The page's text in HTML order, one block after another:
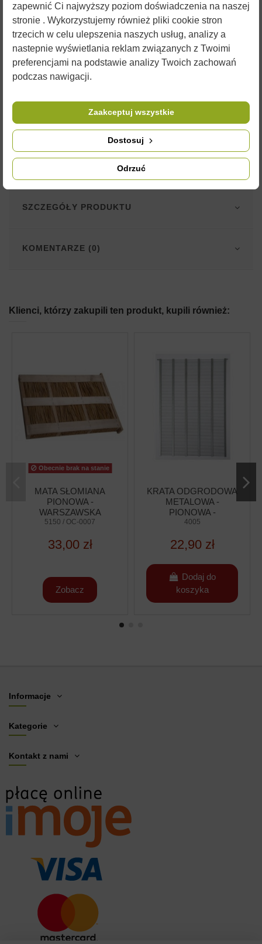
Wymiary - 390mm x 390mm
szerokość - 45mm
Wykonane z drewna.
Obite płótnem i wypełnione sieczką słomy żytniej.
jaksyropyoraz pełnowartościoweciasta. W naszej ofercie
można również znaleźć wszystkie niezbędne elementy do
zachowania komfortu pszczół.
Zdjęcia są ilustracją poglądową i czasami przedmioty mogą
różnić się od wyglądu w rzeczywistości. Nie zmienia to jednak
ich właściwości użytkowych.
SZCZEGÓŁY PRODUKTU
KOMENTARZE (0)
Klienci, którzy zakupili ten produkt, kupili również:
Obecnie brak na stanie
MATA SŁOMIANA
PIONOWA -
WARSZAWSKA
POSZERZANA
5150 / OC-0007
33,00 zł
Zobacz
KRATA ODGRODOWA
METALOWA -
PIONOWA -
WARSZAWSKA
(310X455MM)
4005
22,90 zł
Dodaj do
koszyka
Informacje
Kategorie
Kontakt z nami
zapewnić Ci najwyższy poziom doświadczenia na naszej
stronie . Wykorzystujemy również pliki cookie stron
trzecich w celu ulepszenia naszych usług, analizy a
nastepnie wyświetlania reklam związanych z Twoimi
preferencjami na podstawie analizy Twoich zachowań
podczas nawigacji.
Odrzuć
Dostosuj
Zaakceptuj wszystkie